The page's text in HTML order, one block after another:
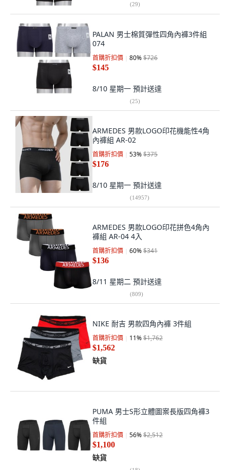
(29)
PALAN 男士棉質彈性四角內褲3件組
074
首購折扣價 80%$726
$145
8/10 星期一 預計送達
(25)
ARMEDES 男款LOGO印花機能性4角
內褲組 AR-02
首購折扣價 53%$375
$176
8/10 星期一 預計送達
(14957)
ARMEDES 男款LOGO印花拼色4角內
褲組 AR-04 4入
首購折扣價 60%$341
$136
8/11 星期二 預計送達
(809)
NIKE 耐吉 男款四角內褲 3件組
首購折扣價 11%$1,762
$1,562
缺貨
PUMA 男士S形立體圖案長版四角褲3
件組
首購折扣價 56%$2,512
$1,100
缺貨